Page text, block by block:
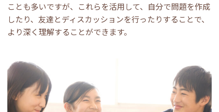
ことも多いですが、これらを活用して、自分で問題を作成
したり、友達とディスカッションを行ったりすることで、
より深く理解することができます。